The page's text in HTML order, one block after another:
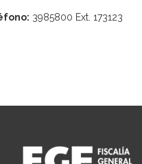
3985800 Ext. 173123